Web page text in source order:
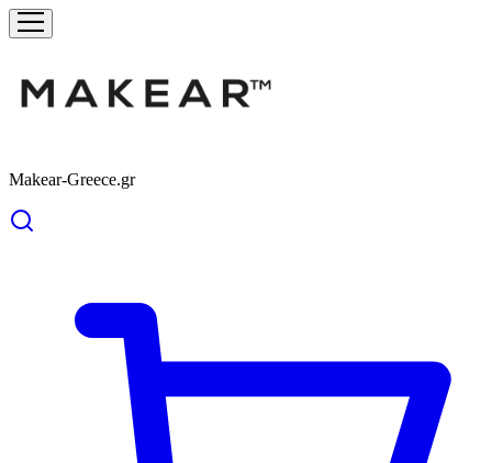
Makear-Greece.gr